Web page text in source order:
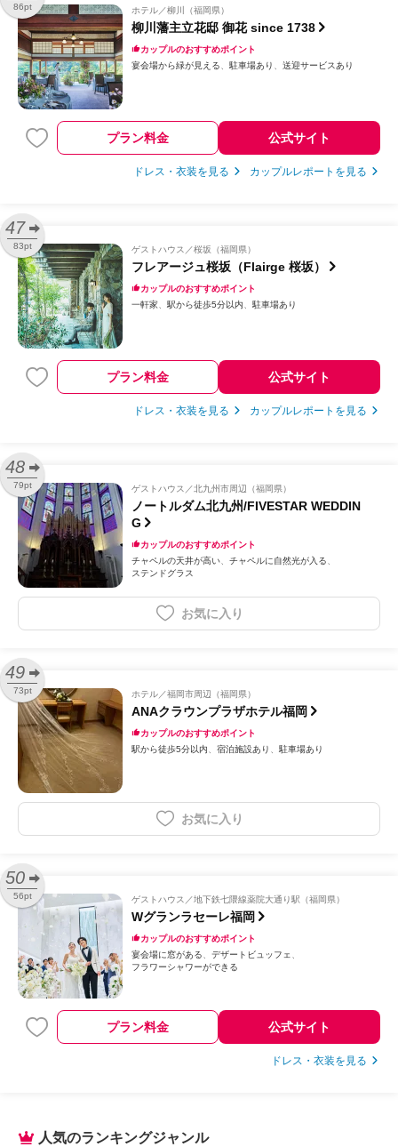
86pt ホテル 柳川（福岡県）
柳川藩主立花邸 御花 since 1738
カップルのおすすめポイント
宴会場から緑が見える
駐車場あり 送迎サービスあり
プラン料金 公式サイト
ドレス・衣装を見る カップルレポートを見る
47
83pt ゲストハウス 桜坂（福岡県）
フレアージュ桜坂（Flairge 桜坂）
カップルのおすすめポイント
一軒家
駅から徒歩5分以内 駐車場あり
プラン料金 公式サイト
ドレス・衣装を見る カップルレポートを見る
48
79pt ゲストハウス 北九州市周辺（福岡県）
ノートルダム北九州/FIVESTAR WEDDIN
G
カップルのおすすめポイント
チャペルの天井が高い
チャペルに自然光が入る
ステンドグラス
お気に入り
49
73pt ホテル 福岡市周辺（福岡県）
ANAクラウンプラザホテル福岡
カップルのおすすめポイント
駅から徒歩5分以内
宿泊施設あり 駐車場あり
お気に入り
50
56pt ゲストハウス 地下鉄七隈線薬院大通り駅（福岡県）
Wグランラセーレ福岡
カップルのおすすめポイント
宴会場に窓がある
デザートビュッフェ
フラワーシャワーができる
プラン料金 公式サイト
ドレス・衣装を見る
人気のランキングジャンル